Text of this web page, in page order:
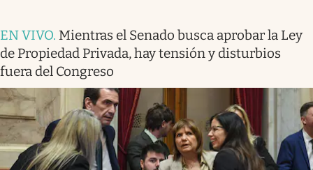
EN VIVO. Mientras el Senado busca aprobar la Ley
de Propiedad Privada, hay tensión y disturbios
fuera del Congreso